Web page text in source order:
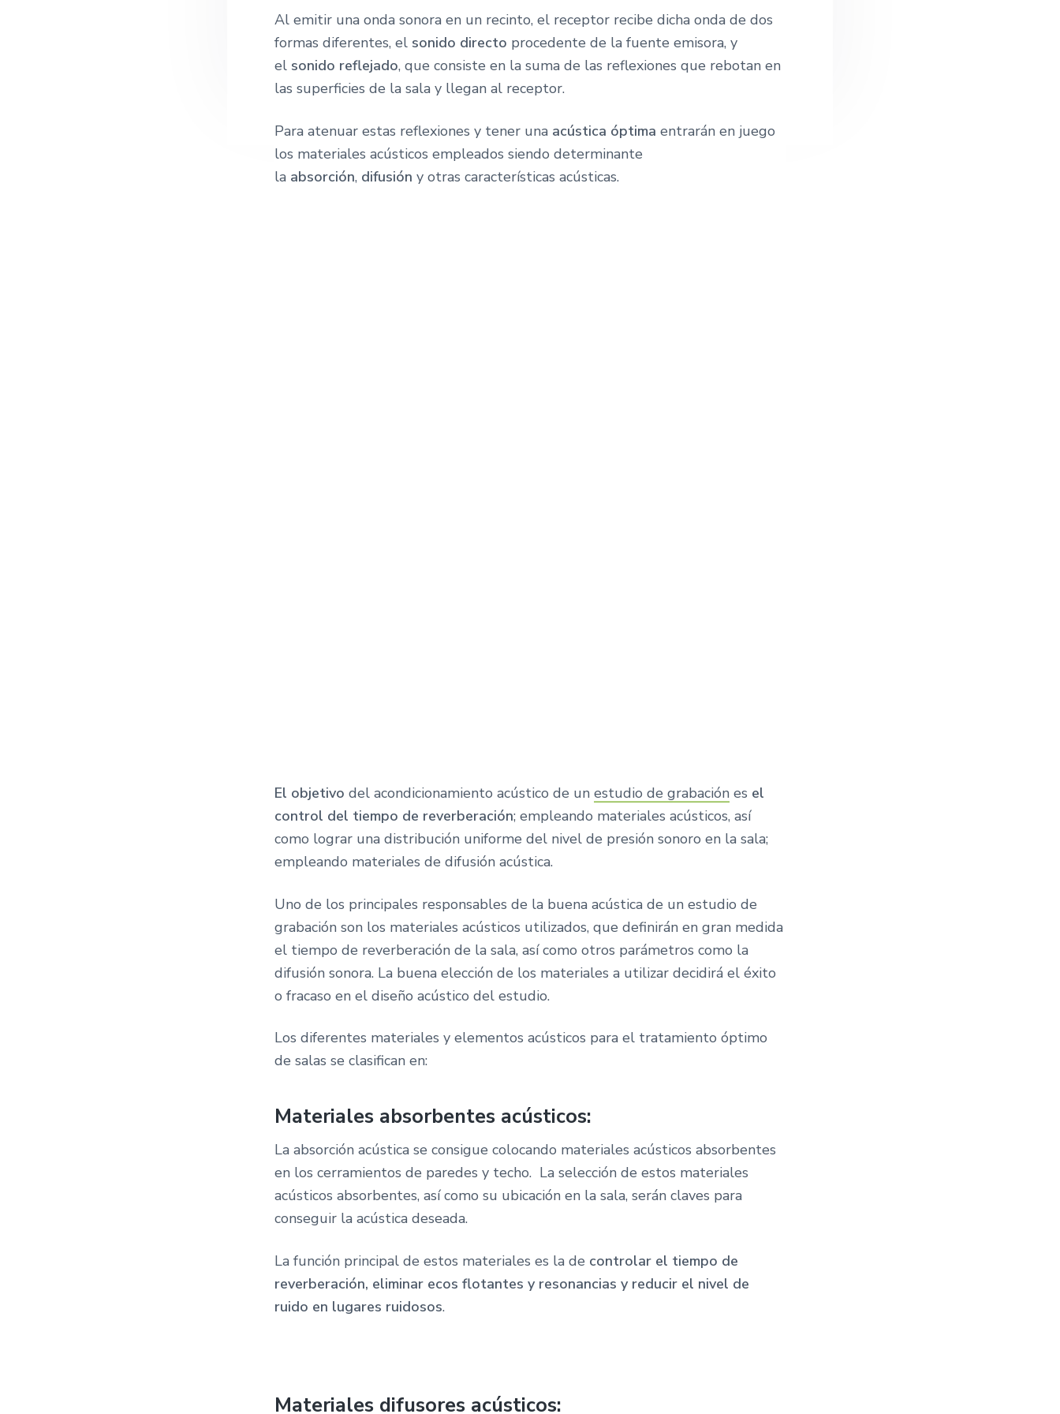
Al emitir una onda sonora en un recinto, el receptor recibe dicha onda de dos
formas diferentes, el sonido directo procedente de la fuente emisora, y
el sonido reflejado, que consiste en la suma de las reflexiones que rebotan en
las superficies de la sala y llegan al receptor.
Para atenuar estas reflexiones y tener una acústica óptima entrarán en juego
los materiales acústicos empleados siendo determinante
la absorción, difusión y otras características acústicas.
El objetivo del acondicionamiento acústico de un estudio de grabación es el
control del tiempo de reverberación; empleando materiales acústicos, así
como lograr una distribución uniforme del nivel de presión sonoro en la sala;
empleando materiales de difusión acústica.
Uno de los principales responsables de la buena acústica de un estudio de
grabación son los materiales acústicos utilizados, que definirán en gran medida
el tiempo de reverberación de la sala, así como otros parámetros como la
difusión sonora. La buena elección de los materiales a utilizar decidirá el éxito
o fracaso en el diseño acústico del estudio.
Los diferentes materiales y elementos acústicos para el tratamiento óptimo
de salas se clasifican en:
Materiales absorbentes acústicos:
La absorción acústica se consigue colocando materiales acústicos absorbentes
en los cerramientos de paredes y techo. La selección de estos materiales
acústicos absorbentes, así como su ubicación en la sala, serán claves para
conseguir la acústica deseada.
La función principal de estos materiales es la de controlar el tiempo de
reverberación, eliminar ecos flotantes y resonancias y reducir el nivel de
ruido en lugares ruidosos.
Materiales difusores acústicos: